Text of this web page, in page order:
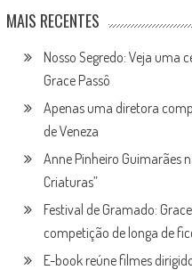
MAIS RECENTES
Nosso Segredo: Veja uma
Grace Passô
Apenas uma diretora
de Veneza
Anne Pinheiro Guimarães
Criaturas”
Festival de Gramado:
competição de longa de
E-book reúne filmes